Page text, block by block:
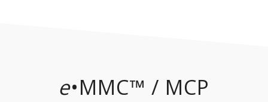
e•MMC™ / MCP